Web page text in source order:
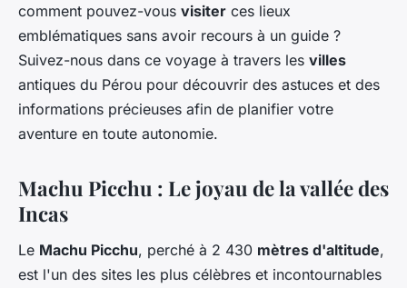
comment pouvez-vous visiter ces lieux
emblématiques sans avoir recours à un guide ?
Suivez-nous dans ce voyage à travers les villes
antiques du Pérou pour découvrir des astuces et des
informations précieuses afin de planifier votre
aventure en toute autonomie.
Machu Picchu : Le joyau de la vallée des
Incas
Le Machu Picchu, perché à 2 430 mètres d'altitude,
est l'un des sites les plus célèbres et incontournables